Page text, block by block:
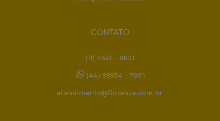
CONTATO
(11) 4521 - 8821
(44) 99934 - 7001
atendimento@florenza.com.br